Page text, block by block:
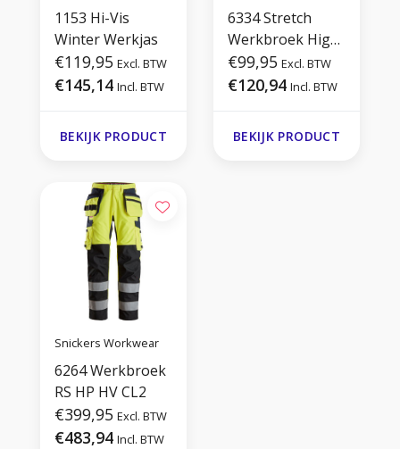
1153 Hi-Vis
Winter Werkjas
€119,95 Excl. BTW
€145,14 Incl. BTW
BEKIJK PRODUCT
6334 Stretch
Werkbroek High-
Vis Klasse 1
€99,95 Excl. BTW
€120,94 Incl. BTW
BEKIJK PRODUCT
Snickers Workwear
6264 Werkbroek
RS HP HV CL2
€399,95 Excl. BTW
€483,94 Incl. BTW